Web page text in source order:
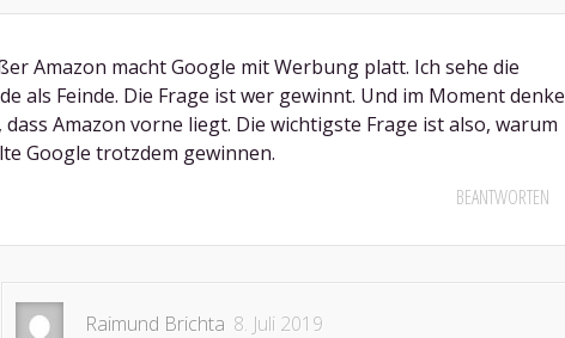
Amazon macht Google mit Werbung platt. Ich sehe die
als Feinde. Die Frage ist wer gewinnt. Und im Moment denke
dass Amazon vorne liegt. Die wichtigste Frage ist also, warum
Google trotzdem gewinnen.
BEANTWORTEN
Raimund Brichta 8. Juli 2019